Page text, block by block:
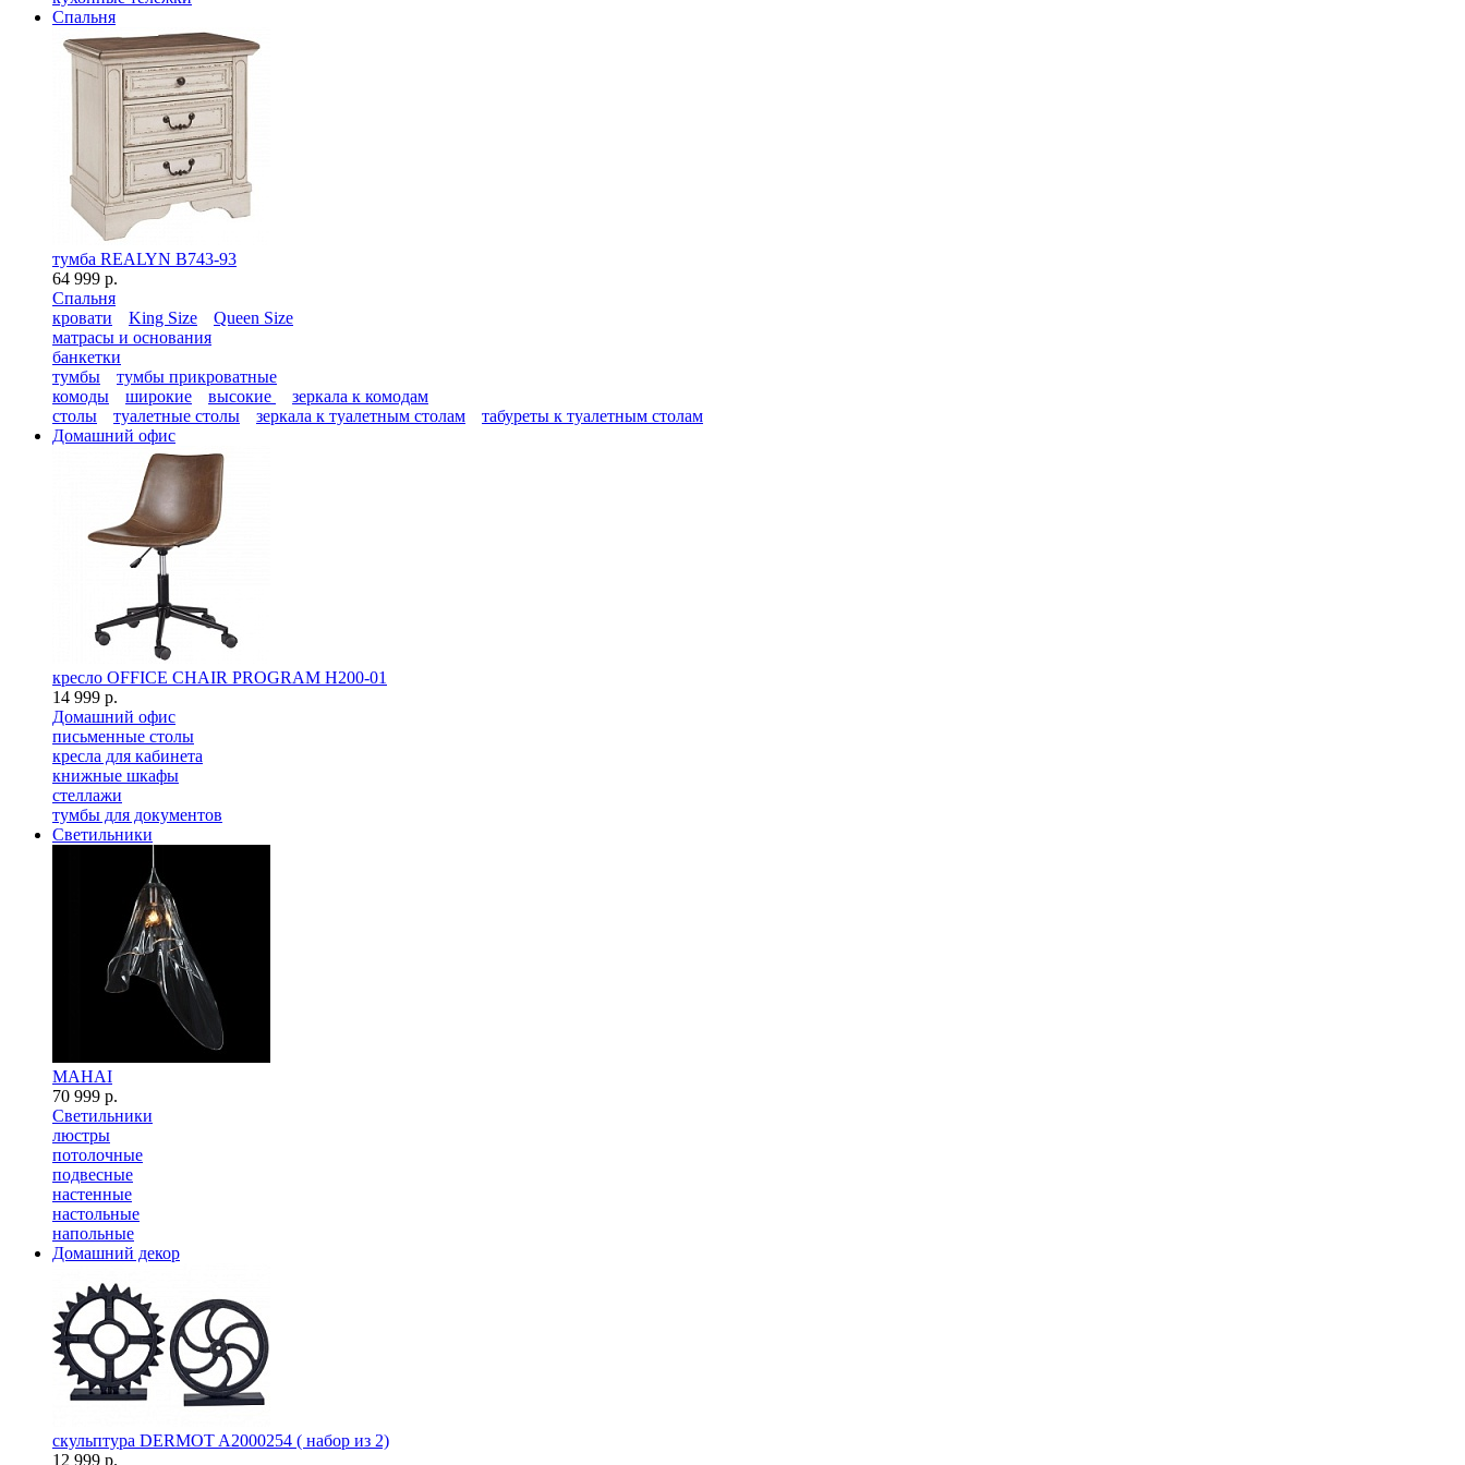
Спальня
тумба REALYN B743-93
64 999 р.
Спальня
кровати
King Size
Queen Size
матрасы и основания
банкетки
тумбы
тумбы прикроватные
комоды
широкие высокие
зеркала к комодам
столы
туалетные столы зеркала к туалетным столам
табуреты к туалетным столам
Домашний офис
кресло OFFICE CHAIR PROGRAM H200-01
14 999 р.
Домашний офис
письменные столы
кресла для кабинета
книжные шкафы
стеллажи
тумбы для документов
Светильники
MAHAI
70 999 р.
Светильники
люстры
потолочные
подвесные
настенные
настольные
напольные
Домашний декор
скульптура DERMOT A2000254 ( набор из 2)
12 999 р.